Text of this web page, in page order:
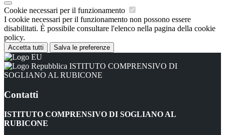
Cookie necessari per il funzionamento
I cookie necessari per il funzionamento non possono essere
disabilitati. È possibile consultare l'elenco nella pagina della cookie
policy.
Accetta tutti Salva le preferenze
ISTITUTO COMPRENSIVO DI
SOGLIANO AL RUBICONE
Contatti
ISTITUTO COMPRENSIVO DI SOGLIANO AL
RUBICONE